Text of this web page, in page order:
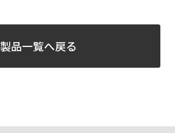
製品一覧へ戻る